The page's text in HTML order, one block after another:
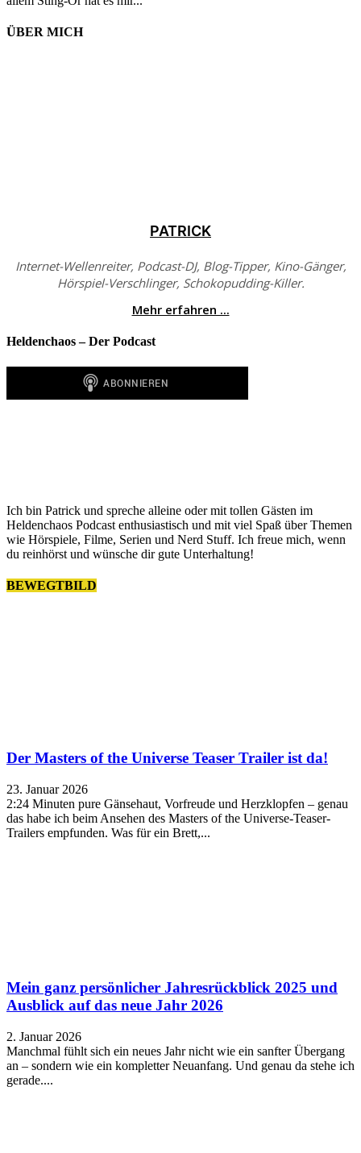
ÜBER MICH
PATRICK
Internet-Wellenreiter, Podcast-DJ, Blog-Tipper, Kino-Gänger,
Hörspiel-Verschlinger, Schokopudding-Killer.
Mehr erfahren ...
Heldenchaos – Der Podcast
Ich bin Patrick und spreche alleine oder mit tollen Gästen im
Heldenchaos Podcast enthusiastisch und mit viel Spaß über Themen
wie Hörspiele, Filme, Serien und Nerd Stuff. Ich freue mich, wenn
du reinhörst und wünsche dir gute Unterhaltung!
BEWEGTBILD
Der Masters of the Universe Teaser Trailer ist da!
23. Januar 2026
2:24 Minuten pure Gänsehaut, Vorfreude und Herzklopfen – genau
das habe ich beim Ansehen des Masters of the Universe-Teaser-
Trailers empfunden. Was für ein Brett,...
Mein ganz persönlicher Jahresrückblick 2025 und
Ausblick auf das neue Jahr 2026
2. Januar 2026
Manchmal fühlt sich ein neues Jahr nicht wie ein sanfter Übergang
an – sondern wie ein kompletter Neuanfang. Und genau da stehe ich
gerade....